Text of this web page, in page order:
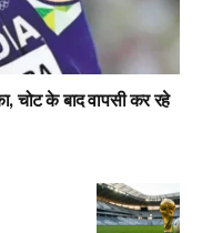
चोट के बाद वापसी कर रहे